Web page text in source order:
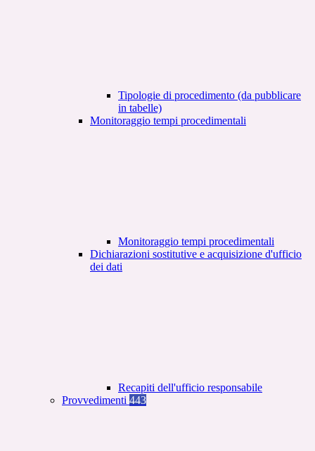
Tipologie di procedimento (da pubblicare
in tabelle)
Monitoraggio tempi procedimentali
Monitoraggio tempi procedimentali
Dichiarazioni sostitutive e acquisizione d'ufficio
dei dati
Recapiti dell'ufficio responsabile
Provvedimenti 443